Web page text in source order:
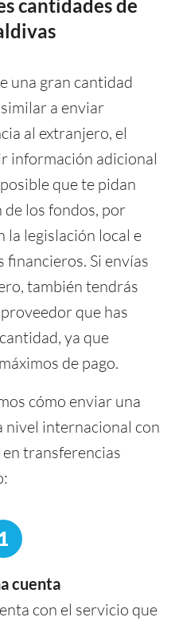
cantidades de
una gran cantidad
a enviar
al extranjero, el
información adicional
que te pidan
los fondos, por
la legislación local e
Si envías
también tendrás
que has
ya que
de pago.
cómo enviar una
nivel internacional con
transferencias
cuenta
con el servicio que